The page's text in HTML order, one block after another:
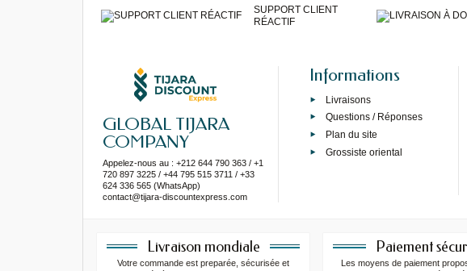
SUPPORT CLIENT
RÉACTIF
GLOBAL TIJARA
COMPANY
Appelez-nous au : +212 644 790 363 / +1
720 897 3225 / +44 795 515 3711 / +33
624 336 565 (WhatsApp)
contact@tijara-discountexpress.com
Informations
Livraisons
Questions / Réponses
Plan du site
Grossiste oriental
Livraison mondiale
Votre commande est preparée, sécurisée et
Paiement
Les moyens de paiement